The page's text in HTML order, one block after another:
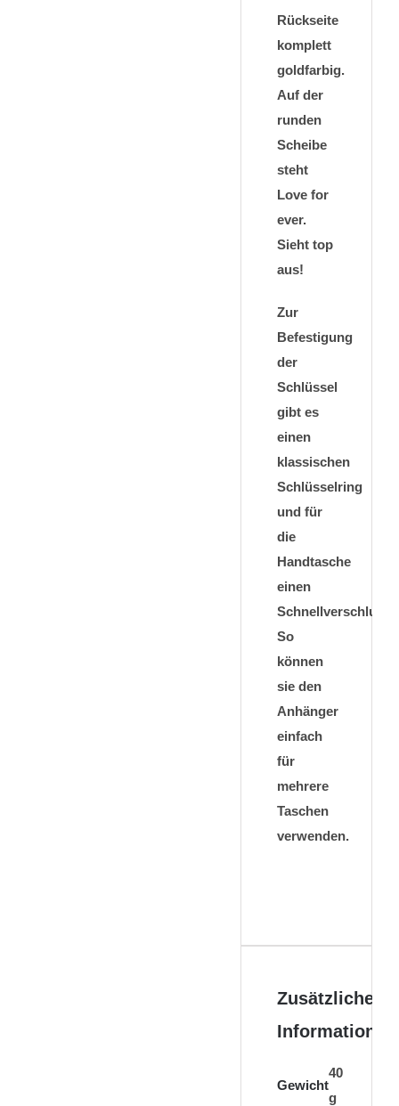
Rückseite
komplett
goldfarbig.
Auf der
runden
Scheibe
steht
Love for
ever.
Sieht top
aus!
Zur
Befestigung
der
Schlüssel
gibt es
einen
klassischen
Schlüsselring
und für
die
Handtasche
einen
Schnellverschluss.
So
können
sie den
Anhänger
einfach
für
mehrere
Taschen
verwenden.
Zusätzliche
Informationen
Gewicht
40
g